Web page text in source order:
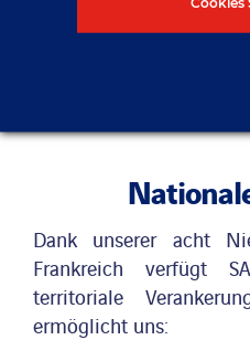
Dank unserer acht
Frankreich verfügt
territoriale
ermöglicht uns: